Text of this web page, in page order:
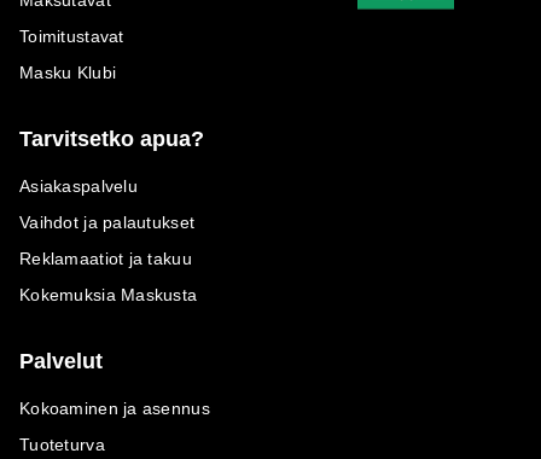
Toimitustavat
Masku Klubi
Tarvitsetko apua?
Asiakaspalvelu
Vaihdot ja palautukset
Reklamaatiot ja takuu
Kokemuksia Maskusta
Palvelut
Kokoaminen ja asennus
Tuoteturva